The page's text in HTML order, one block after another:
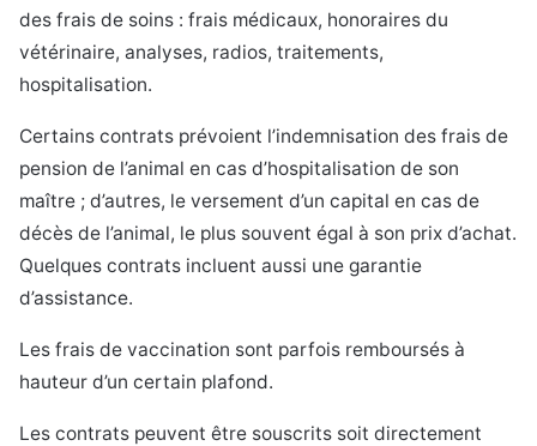
des frais de soins : frais médicaux, honoraires du
vétérinaire, analyses, radios, traitements,
hospitalisation.
Certains contrats prévoient l’indemnisation des frais de
pension de l’animal en cas d’hospitalisation de son
maître ; d’autres, le versement d’un capital en cas de
décès de l’animal, le plus souvent égal à son prix d’achat.
Quelques contrats incluent aussi une garantie
d’assistance.
Les frais de vaccination sont parfois remboursés à
hauteur d’un certain plafond.
Les contrats peuvent être souscrits soit directement